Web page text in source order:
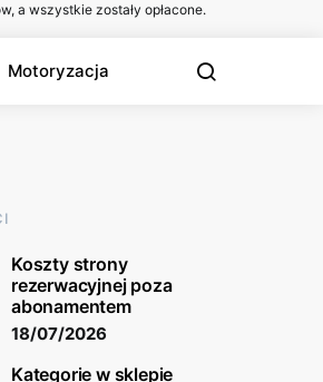
a wszystkie zostały opłacone.
Motoryzacja
Koszty strony
rezerwacyjnej poza
abonamentem
18/07/2026
Kategorie w sklepie